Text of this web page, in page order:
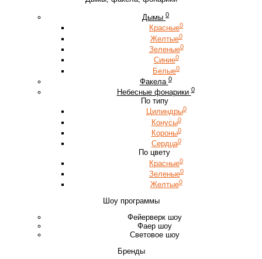
Дымы 0
Красные0
Желтые0
Зеленые0
Синие0
Белые0
Факела 0
Небесные фонарики 0
По типу
Цилиндры0
Конусы0
Короны0
Сердца0
По цвету
Красные0
Зеленые0
Желтые0
Шоу программы
Фейерверк шоу
Фаер шоу
Световое шоу
Бренды